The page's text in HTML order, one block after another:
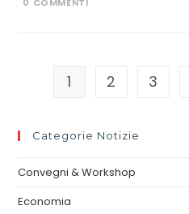
1 2 3
Categorie Notizie
Convegni & Workshop
Economia